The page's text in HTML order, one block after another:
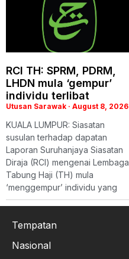
RCI TH: SPRM, PDRM,
LHDN mula ‘gempur’
individu terlibat
Utusan Sarawak August 8, 2026
KUALA LUMPUR: Siasatan
susulan terhadap dapatan
Laporan Suruhanjaya Siasatan
Diraja (RCI) mengenai Lembaga
Tabung Haji (TH) mula
‘menggempur’ individu yang
Tempatan
Nasional